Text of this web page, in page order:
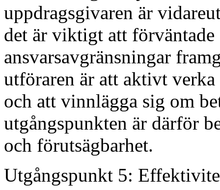
uppdragsgivaren är
det är viktigt att förväntade
ansvarsavgränsningar
utföraren är att aktivt
och att vinnlägga sig om
utgångspunkten är därför
och förutsägbarhet.
Utgångspunkt 5: